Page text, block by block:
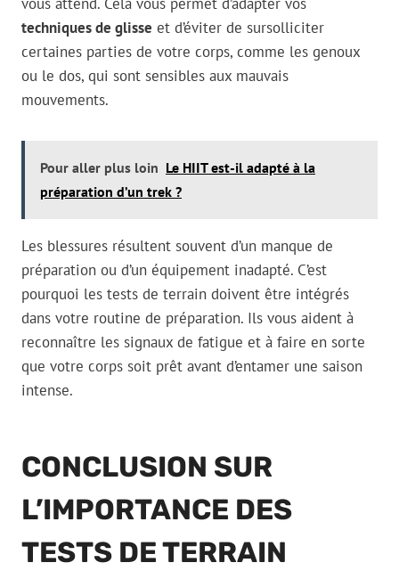
techniques de glisse et d’éviter de sursolliciter
certaines parties de votre corps, comme les genoux
ou le dos, qui sont sensibles aux mauvais
mouvements.
Pour aller plus loin Le HIIT est-il adapté à la
préparation d’un trek ?
Les blessures résultent souvent d’un manque de
préparation ou d’un équipement inadapté. C’est
pourquoi les tests de terrain doivent être intégrés
dans votre routine de préparation. Ils vous aident à
reconnaître les signaux de fatigue et à faire en sorte
que votre corps soit prêt avant d’entamer une saison
intense.
CONCLUSION SUR
L’IMPORTANCE DES
TESTS DE TERRAIN